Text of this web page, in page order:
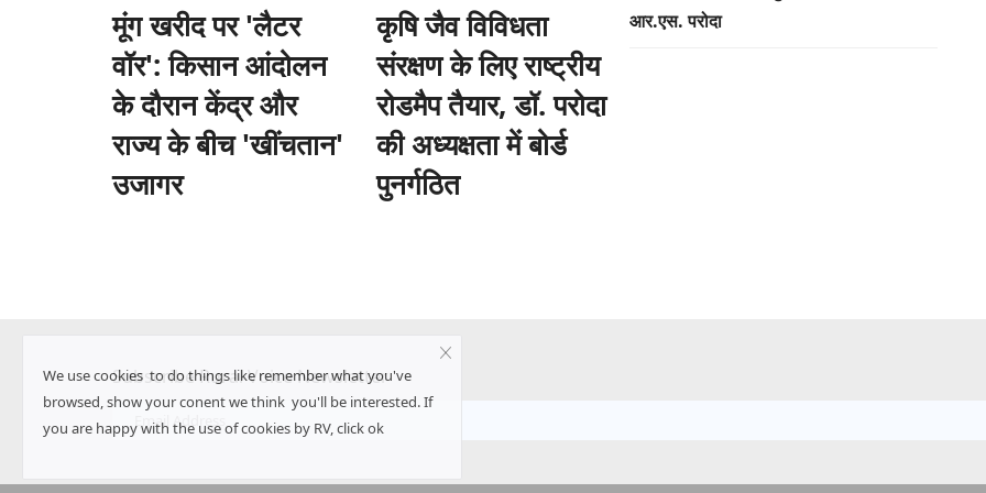
मूंग खरीद पर 'लैटर
वॉर': किसान आंदोलन
के दौरान केंद्र और
राज्य के बीच 'खींचतान'
उजागर
कृषि जैव विविधता
संरक्षण के लिए राष्ट्रीय
रोडमैप तैयार, डॉ. परोदा
की अध्यक्षता में बोर्ड
पुनर्गठित
आर.एस. परोदा
Subscribe Rural Voice Newsletter
We use cookies to do things like remember what you've
browsed, show your conent we think you'll be interested. If
you are happy with the use of cookies by RV, click ok